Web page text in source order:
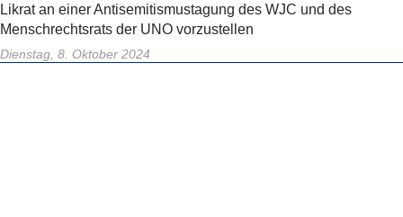
Likrat an einer Antisemitismustagung des WJC und des
Menschrechtsrats der UNO vorzustellen
Dienstag, 8. Oktober 2024